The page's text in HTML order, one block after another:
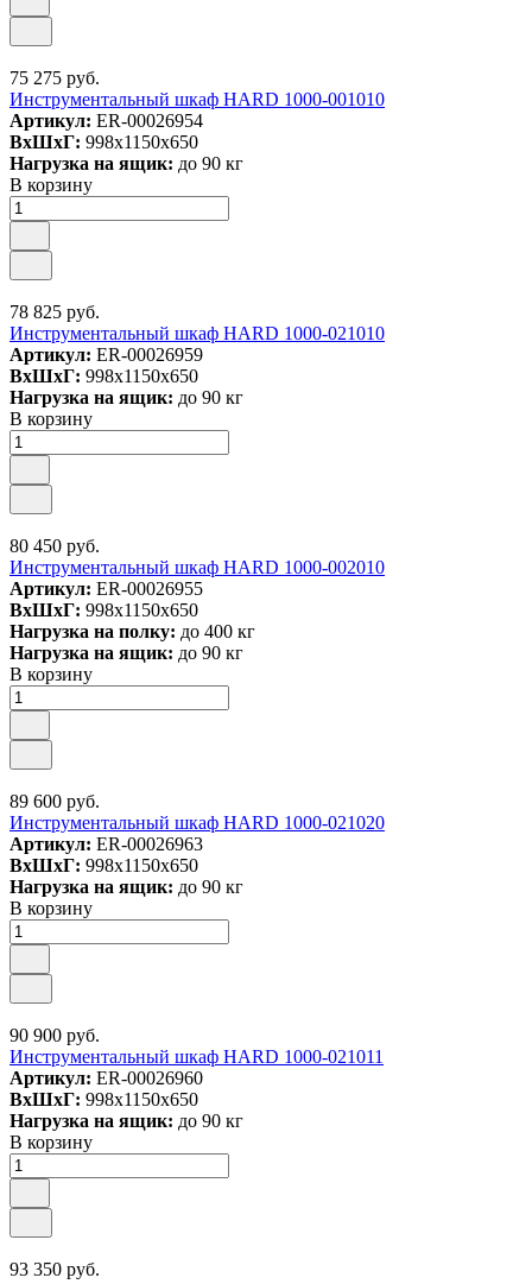
75 275 руб.
Инструментальный шкаф HARD 1000-001010
Артикул: ER-00026954
ВxШxГ: 998x1150x650
Нагрузка на ящик: до 90 кг
В корзину
78 825 руб.
Инструментальный шкаф HARD 1000-021010
Артикул: ER-00026959
ВxШxГ: 998x1150x650
Нагрузка на ящик: до 90 кг
В корзину
80 450 руб.
Инструментальный шкаф HARD 1000-002010
Артикул: ER-00026955
ВxШxГ: 998x1150x650
Нагрузка на полку: до 400 кг
Нагрузка на ящик: до 90 кг
В корзину
89 600 руб.
Инструментальный шкаф HARD 1000-021020
Артикул: ER-00026963
ВxШxГ: 998x1150x650
Нагрузка на ящик: до 90 кг
В корзину
90 900 руб.
Инструментальный шкаф HARD 1000-021011
Артикул: ER-00026960
ВxШxГ: 998x1150x650
Нагрузка на ящик: до 90 кг
В корзину
93 350 руб.